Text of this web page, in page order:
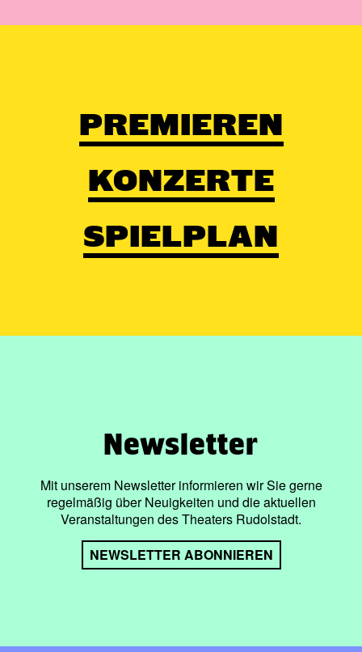
PREMIEREN
KONZERTE
SPIELPLAN
Newsletter
Mit unserem Newsletter informieren wir Sie gerne
regelmäßig über Neuigkeiten und die aktuellen
Veranstaltungen des Theaters Rudolstadt.
NEWSLETTER ABONNIEREN